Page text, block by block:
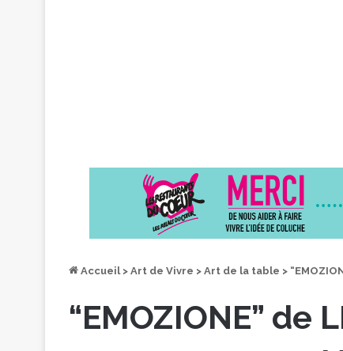
Accueil > Art de Vivre > Art de la table >
“EMOZIONE” de